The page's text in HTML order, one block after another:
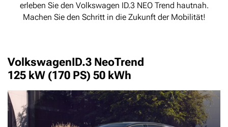
erleben Sie den Volkswagen ID.3 NEO Trend hautnah.
Machen Sie den Schritt in die Zukunft der Mobilität!
VolkswagenID.3 NeoTrend
125 kW (170 PS) 50 kWh